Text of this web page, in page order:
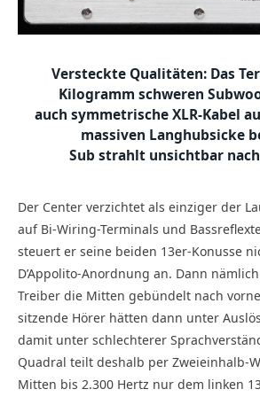
Versteckte Qualitäten: Das
Kilogramm schweren
auch symmetrische XLR-Kabel
massiven Langhubsicke
Sub strahlt unsichtbar
Der Center verzichtet als einziger der
auf Bi-Wiring-Terminals und
steuert er seine beiden 13er-Konusse
D’Appolito-Anordnung an. Dann
Treiber die Mitten gebündelt nach
sitzende Hörer hätten dann unter
damit unter schlechterer
Quadral teilt deshalb per Zweieinhalb-
Mitten bis 2.300 Hertz nur dem linken